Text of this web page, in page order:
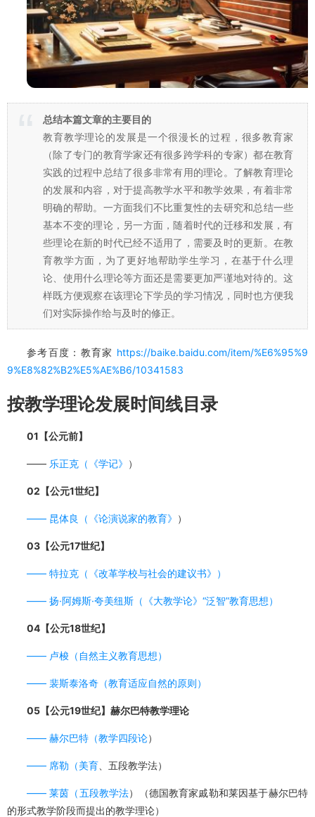
总结本篇文章的主要目的
教育教学理论的发展是一个很漫长的过程，很多教育家
（除了专门的教育学家还有很多跨学科的专家）都在教育
实践的过程中总结了很多非常有用的理论。了解教育理论
的发展和内容，对于提高教学水平和教学效果，有着非常
明确的帮助。一方面我们不比重复性的去研究和总结一些
基本不变的理论，另一方面，随着时代的迁移和发展，有
些理论在新的时代已经不适用了，需要及时的更新。在教
育教学方面，为了更好地帮助学生学习，在基于什么理
论、使用什么理论等方面还是需要更加严谨地对待的。这
样既方便观察在该理论下学员的学习情况，同时也方便我
们对实际操作给与及时的修正。
参考百度：教育家 https://baike.baidu.com/item/%E6%95%9
9%E8%82%B2%E5%AE%B6/10341583
按教学理论发展时间线目录
01【公元前】
—— 乐正克（ 《学记》 ）
02【公元1世纪】
—— 昆体良（ 《论演说家的教育》 ）
03【公元17世纪】
—— 特拉克（《改革学校与社会的建议书》）
—— 扬·阿姆斯·夸美纽斯（ 《大教学论》“泛智”教育思想）
04【公元18世纪】
—— 卢梭（自然主义教育思想）
—— 裴斯泰洛奇（教育适应自然的原则）
05【公元19世纪】赫尔巴特教学理论
—— 赫尔巴特（教学四段论）
—— 席勒（美育 、五段教学法）
——莱茵（五段教学法）（德国教育家戚勒和莱因基于赫尔巴特
的形式教学阶段而提出的教学理论）